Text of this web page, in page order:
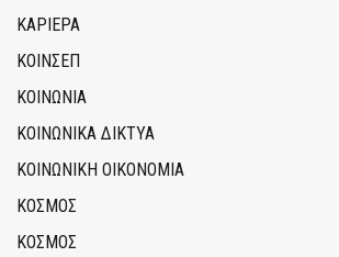
ΚΑΡΙΕΡΑ
ΚΟΙΝΣΕΠ
ΚΟΙΝΩΝΙΑ
ΚΟΙΝΩΝΙΚΆ ΔΊΚΤΥΑ
ΚΟΙΝΩΝΙΚΉ ΟΙΚΟΝΟΜΊΑ
ΚΟΣΜΟΣ
ΚΟΣΜΟΣ